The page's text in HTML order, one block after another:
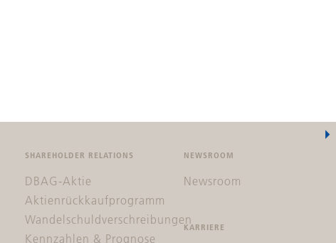
SHAREHOLDER RELATIONS
DBAG-Aktie
Aktienrückkaufprogramm
Wandelschuldverschreibungen
Kennzahlen & Prognose
NEWSROOM
Newsroom
KARRIERE